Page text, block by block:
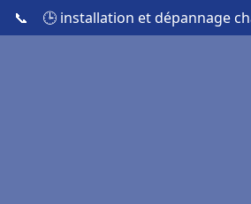
📞 🕒 installation et dépannage